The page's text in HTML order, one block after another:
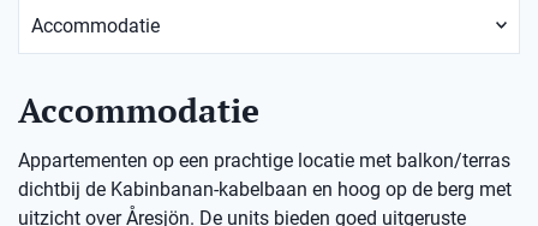
Accommodatie
Appartementen op een prachtige locatie met balkon/terras
dichtbij de Kabinbanan-kabelbaan en hoog op de berg met
uitzicht over Åresjön. De units bieden goed uitgeruste